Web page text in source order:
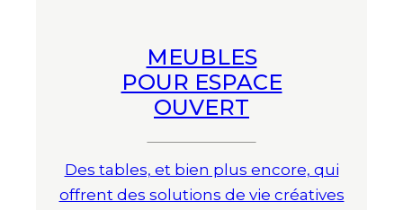
MEUBLES
POUR ESPACE
OUVERT
Des tables, et bien plus encore, qui
offrent des solutions de vie créatives